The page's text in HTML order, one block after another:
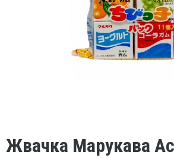
Жвачка Марукава